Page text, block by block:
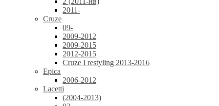
2011-
Cruze
09-
2009-2012
2009-2015
2012-2015
Cruze I restyling 2013-2016
Epica
2006-2012
Lacetti
(2004-2013)